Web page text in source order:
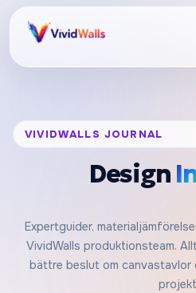
VIVIDWALLS JOURNAL
Design
Expertguider,
VividWalls produktionsteam.
bättre beslut om